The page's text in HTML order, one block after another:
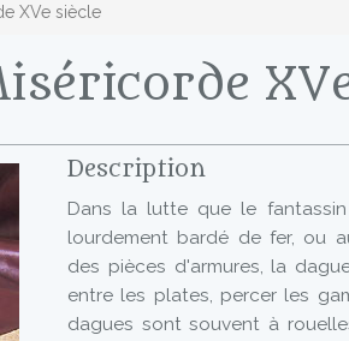
XVe siècle
Description
Dans la lutte que le
lourdement bardé de fer, ou
des pièces d'armures, la
entre les plates, percer les
dagues sont souvent à